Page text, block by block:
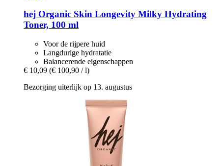
hej Organic Skin Longevity Milky Hydrating
Toner, 100 ml
Voor de rijpere huid
Langdurige hydratatie
Balancerende eigenschappen
€ 10,09 (€ 100,90 / l)
Bezorging uiterlijk op 13. augustus